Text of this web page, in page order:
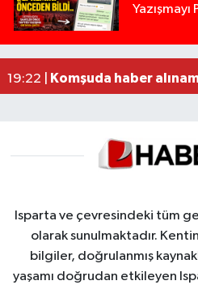
Yazışmayı
12:48 |Tur teknesi
02:26 |MOTOSİKLETLE
19:22 | Komşuda haber
Isparta ve çevresindeki tüm
olarak sunulmaktadır.
bilgiler, doğrulanmış
yaşamı doğrudan etkileyen